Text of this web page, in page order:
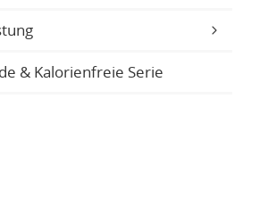
& Kalorienfreie Serie